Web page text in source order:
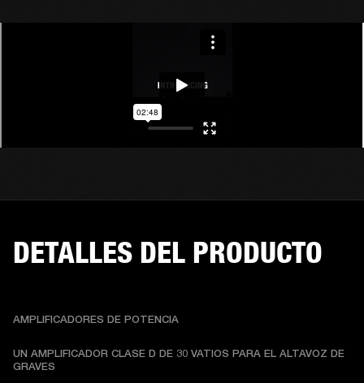
DETALLES DEL PRODUCTO
AMPLIFICADORES DE POTENCIA
UN AMPLIFICADOR CLASE D DE 30 VATIOS PARA EL ALTAVOZ DE
GRAVES